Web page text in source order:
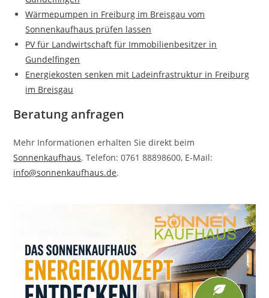
Wärmepumpen in Freiburg im Breisgau vom
Sonnenkaufhaus prüfen lassen
PV für Landwirtschaft für Immobilienbesitzer in
Gundelfingen
Energiekosten senken mit Ladeinfrastruktur in Freiburg
im Breisgau
Beratung anfragen
Mehr Informationen erhalten Sie direkt beim
Sonnenkaufhaus. Telefon: 0761 88898600, E-Mail:
info@sonnenkaufhaus.de.